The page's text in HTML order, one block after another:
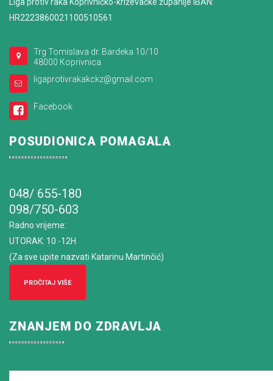
HR2223860021100510561
Trg Tomislava dr. Bardeka 10/10
48000 Koprivnica
ligaprotivrakakckz@gmail.com
Facebook
POSUDIONICA POMAGALA
048/ 655-180
098/750-603
Radno vrijeme:
UTORAK: 10 -12H
(Za sve upite nazvati Katarinu Martinčić)
PROČITAJ VIŠE
ZNANJEM DO ZDRAVLJA